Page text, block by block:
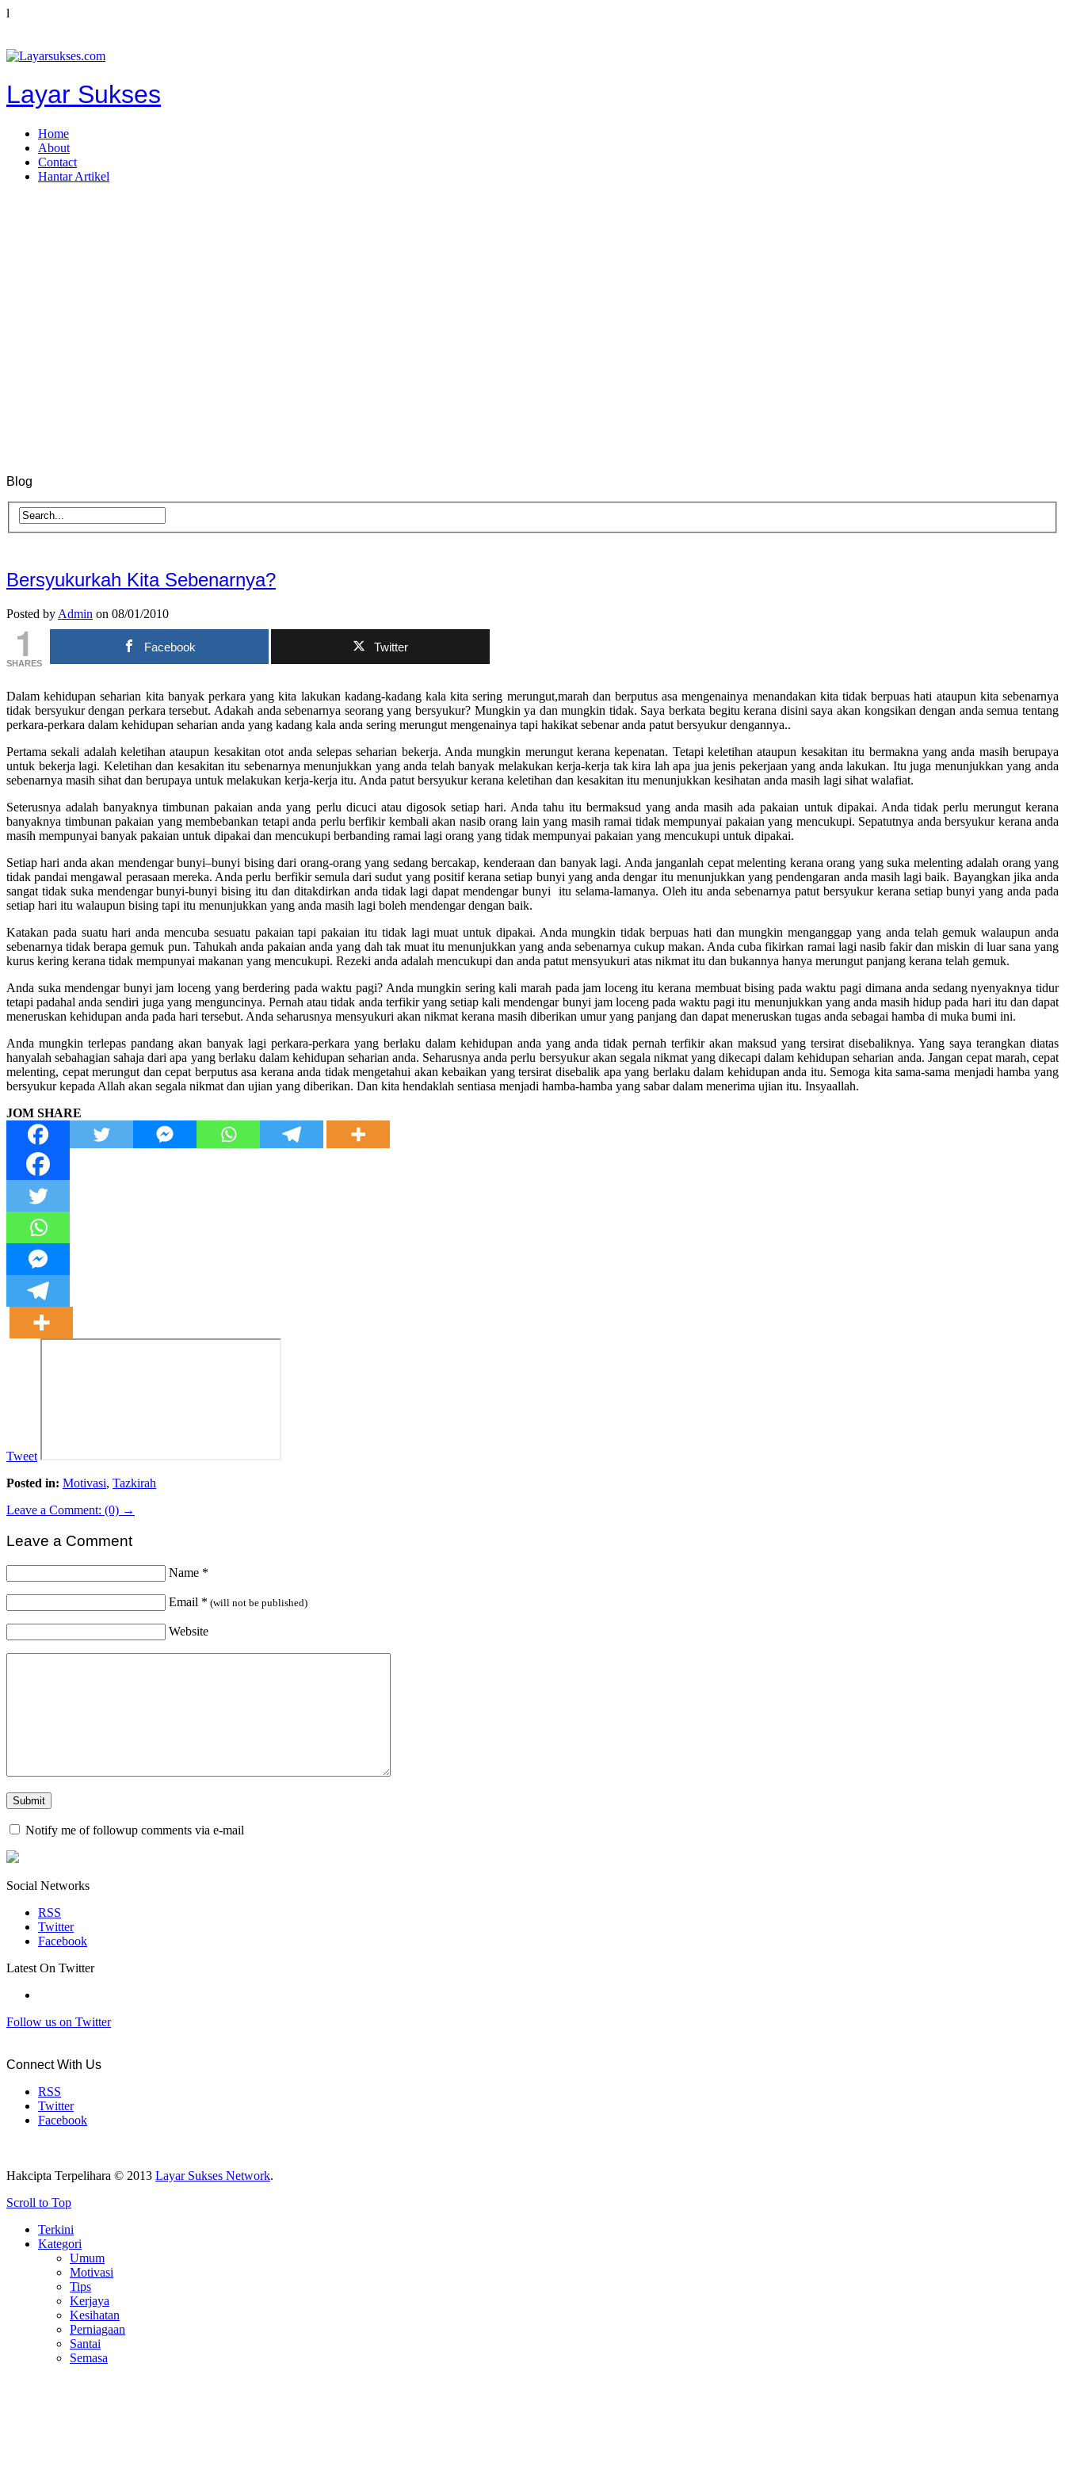
l
Layar Sukses
Home
About
Contact
Hantar Artikel
Blog
Bersyukurkah Kita Sebenarnya?
Posted by Admin on 08/01/2010
1
SHARES
Facebook Twitter
Dalam kehidupan seharian kita banyak perkara yang kita lakukan kadang-kadang kala kita sering merungut,marah dan berputus asa mengenainya menandakan kita tidak berpuas hati ataupun kita sebenarnya
tidak bersyukur dengan perkara tersebut. Adakah anda sebenarnya seorang yang bersyukur? Mungkin ya dan mungkin tidak. Saya berkata begitu kerana disini saya akan kongsikan dengan anda semua tentang
perkara-perkara dalam kehidupan seharian anda yang kadang kala anda sering merungut mengenainya tapi hakikat sebenar anda patut bersyukur dengannya..
Pertama sekali adalah keletihan ataupun kesakitan otot anda selepas seharian bekerja. Anda mungkin merungut kerana kepenatan. Tetapi keletihan ataupun kesakitan itu bermakna yang anda masih berupaya
untuk bekerja lagi. Keletihan dan kesakitan itu sebenarnya menunjukkan yang anda telah banyak melakukan kerja-kerja tak kira lah apa jua jenis pekerjaan yang anda lakukan. Itu juga menunjukkan yang anda
sebenarnya masih sihat dan berupaya untuk melakukan kerja-kerja itu. Anda patut bersyukur kerana keletihan dan kesakitan itu menunjukkan kesihatan anda masih lagi sihat walafiat.
Seterusnya adalah banyaknya timbunan pakaian anda yang perlu dicuci atau digosok setiap hari. Anda tahu itu bermaksud yang anda masih ada pakaian untuk dipakai. Anda tidak perlu merungut kerana
banyaknya timbunan pakaian yang membebankan tetapi anda perlu berfikir kembali akan nasib orang lain yang masih ramai tidak mempunyai pakaian yang mencukupi. Sepatutnya anda bersyukur kerana anda
masih mempunyai banyak pakaian untuk dipakai dan mencukupi berbanding ramai lagi orang yang tidak mempunyai pakaian yang mencukupi untuk dipakai.
Setiap hari anda akan mendengar bunyi–bunyi bising dari orang-orang yang sedang bercakap, kenderaan dan banyak lagi. Anda janganlah cepat melenting kerana orang yang suka melenting adalah orang yang
tidak pandai mengawal perasaan mereka. Anda perlu berfikir semula dari sudut yang positif kerana setiap bunyi yang anda dengar itu menunjukkan yang pendengaran anda masih lagi baik. Bayangkan jika anda
sangat tidak suka mendengar bunyi-bunyi bising itu dan ditakdirkan anda tidak lagi dapat mendengar bunyi itu selama-lamanya. Oleh itu anda sebenarnya patut bersyukur kerana setiap bunyi yang anda pada
setiap hari itu walaupun bising tapi itu menunjukkan yang anda masih lagi boleh mendengar dengan baik.
Katakan pada suatu hari anda mencuba sesuatu pakaian tapi pakaian itu tidak lagi muat untuk dipakai. Anda mungkin tidak berpuas hati dan mungkin menganggap yang anda telah gemuk walaupun anda
sebenarnya tidak berapa gemuk pun. Tahukah anda pakaian anda yang dah tak muat itu menunjukkan yang anda sebenarnya cukup makan. Anda cuba fikirkan ramai lagi nasib fakir dan miskin di luar sana yang
kurus kering kerana tidak mempunyai makanan yang mencukupi. Rezeki anda adalah mencukupi dan anda patut mensyukuri atas nikmat itu dan bukannya hanya merungut panjang kerana telah gemuk.
Anda suka mendengar bunyi jam loceng yang berdering pada waktu pagi? Anda mungkin sering kali marah pada jam loceng itu kerana membuat bising pada waktu pagi dimana anda sedang nyenyaknya tidur
tetapi padahal anda sendiri juga yang menguncinya. Pernah atau tidak anda terfikir yang setiap kali mendengar bunyi jam loceng pada waktu pagi itu menunjukkan yang anda masih hidup pada hari itu dan dapat
meneruskan kehidupan anda pada hari tersebut. Anda seharusnya mensyukuri akan nikmat kerana masih diberikan umur yang panjang dan dapat meneruskan tugas anda sebagai hamba di muka bumi ini.
Anda mungkin terlepas pandang akan banyak lagi perkara-perkara yang berlaku dalam kehidupan anda yang anda tidak pernah terfikir akan maksud yang tersirat disebaliknya. Yang saya terangkan diatas
hanyalah sebahagian sahaja dari apa yang berlaku dalam kehidupan seharian anda. Seharusnya anda perlu bersyukur akan segala nikmat yang dikecapi dalam kehidupan seharian anda. Jangan cepat marah, cepat
melenting, cepat merungut dan cepat berputus asa kerana anda tidak mengetahui akan kebaikan yang tersirat disebalik apa yang berlaku dalam kehidupan anda itu. Semoga kita sama-sama menjadi hamba yang
bersyukur kepada Allah akan segala nikmat dan ujian yang diberikan. Dan kita hendaklah sentiasa menjadi hamba-hamba yang sabar dalam menerima ujian itu. Insyaallah.
JOM SHARE
Tweet
Posted in: Motivasi, Tazkirah
Leave a Comment: (0) →
Leave a Comment
Name *
Email * (will not be published)
Website
Notify me of followup comments via e-mail
Social Networks
RSS
Twitter
Facebook
Latest On Twitter
Follow us on Twitter
Connect With Us
RSS
Twitter
Facebook
Hakcipta Terpelihara © 2013 Layar Sukses Network.
Scroll to Top
Terkini
Kategori
Umum
Motivasi
Tips
Kerjaya
Kesihatan
Perniagaan
Santai
Semasa